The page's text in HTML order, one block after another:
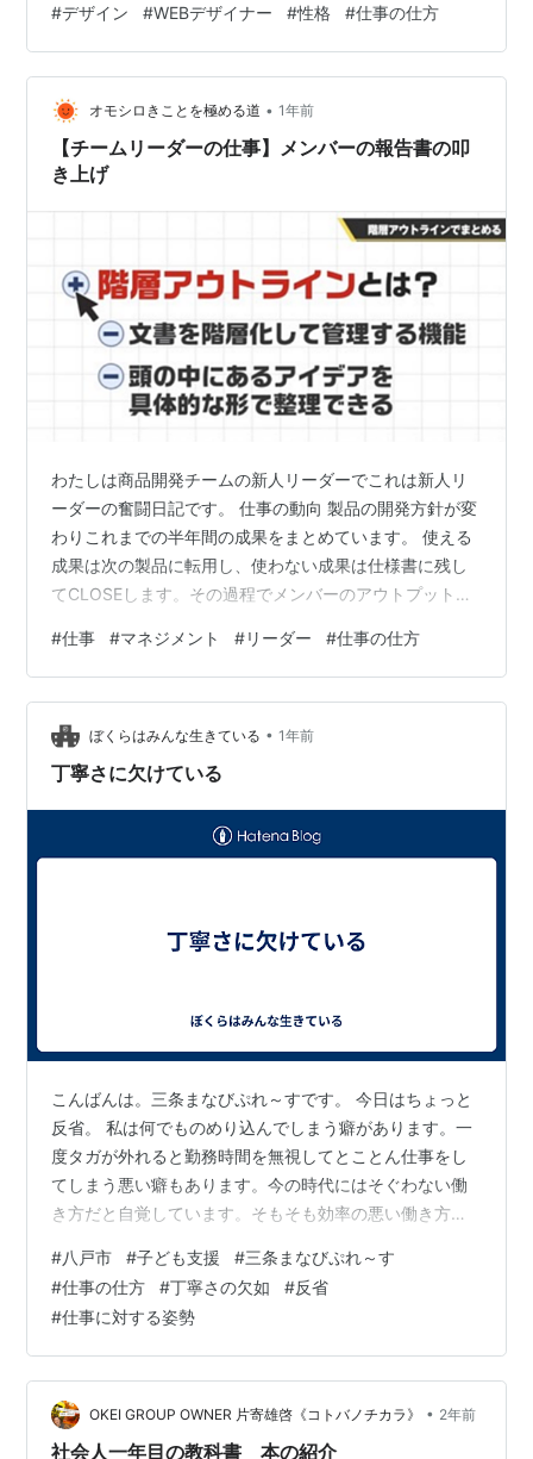
リンクの設定漏れ、余白の不統一…。 自分ではちゃんと
確認したつもりでも、やっぱり見落としがあるものです
ね。 実は、こういうことは今回が初めてではなくて、過
去にも何度か助けられてきました。 もちろんプロとして
最終的にはしっかり仕上げますが、私の場合、何度も見
直してようやく気づくという感…
#デザイン #WEBデザイナー #性格 #仕事の仕方
オモシロきことを極める道 • 1年前
【チームリーダーの仕事】メンバーの報告書の叩
き上げ
わたしは商品開発チームの新人リーダーでこれは新人リ
ーダーの奮闘日記です。 仕事の動向 製品の開発方針が変
わりこれまでの半年間の成果をまとめています。 使える
成果は次の製品に転用し、使わない成果は仕様書に残し
てCLOSEします。その過程でメンバーのアウトプットの
識しました。苦労があって学ぶことが多いです。打って
も響かないメンバーの成果物を仕上げることは、リーダ
ーの仕事の中で好きではないことも自覚しました。その
辺りを掘り下げます。（※）イコール：クオリティアッ
プ。私は叩き上げと言っています。 "デキない" メンバー
#仕事 #マネジメント #リーダー #仕事の仕方
ぼくらはみんな生きている • 1年前
丁寧さに欠けている
こんばんは。三条まなびぷれ～すです。 今日はちょっと
反省。 私は何でものめり込んでしまう癖があります。一
度タガが外れると勤務時間を無視してとことん仕事をし
てしまう悪い癖もあります。今の時代にはそぐわない働
き方だと自覚しています。そもそも効率の悪い働き方
場では「やりすぎ」と言われることが多く、自分が仕事
に対してムキになってしまうことを自覚しています。実
は今の仕事はそれを改善したくて、じーっと我慢してい
ることが多いです。立場が立場でもあるので。これまで
は上司の立場でどんどん自分のやりたい放題していまし
たが、今はパートタイムの身、立場をわきまえて仕…
#八戸市 #子ども支援 #三条まなびぷれ～す
#仕事の仕方 #丁寧さの欠如 #反省
#仕事に対する姿勢
OKEI GROUP OWNER 片寄雄啓《コトバノチカラ》 • 2年前
社会人一年目の教科書 本の紹介